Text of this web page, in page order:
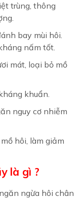
trùng, thông
bay mùi hôi.
nấm tốt.
mát, loại bỏ mồ
khuẩn.
nguy cơ nhiễm
hôi, làm giảm
là gì ?
ngừa hôi chân